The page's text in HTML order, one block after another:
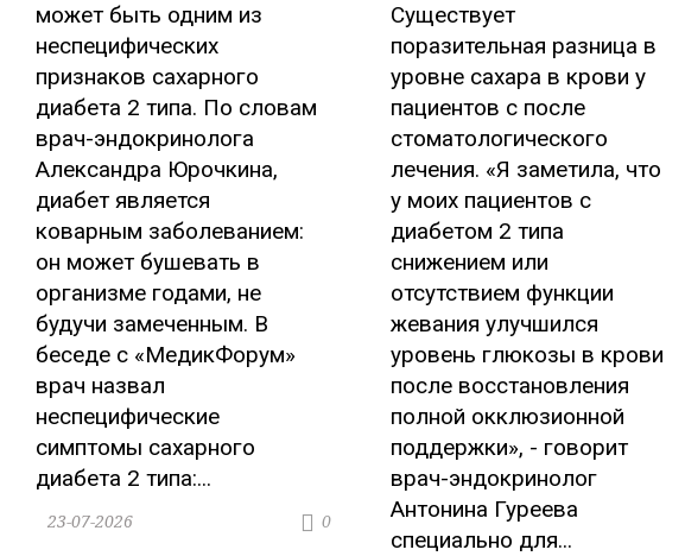
может быть одним из
неспецифических
признаков сахарного
диабета 2 типа. По словам
врач-эндокринолога
Александра Юрочкина,
диабет является
коварным заболеванием:
он может бушевать в
организме годами, не
будучи замеченным. В
беседе с «МедикФорум»
врач назвал
неспецифические
симптомы сахарного
диабета 2 типа:...
0
23-07-2026
Существует
поразительная разница в
уровне сахара в крови у
пациентов с после
стоматологического
лечения. «Я заметила, что
у моих пациентов с
диабетом 2 типа
снижением или
отсутствием функции
жевания улучшился
уровень глюкозы в крови
после восстановления
полной окклюзионной
поддержки», - говорит
врач-эндокринолог
Антонина Гуреева
специально для...